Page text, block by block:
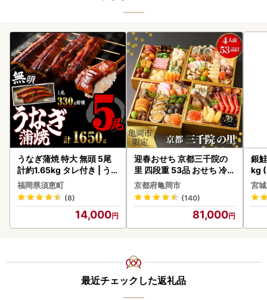
うなぎ蒲焼 特大 無頭 5尾
計約1.65kg タレ付き | う
なぎ蒲焼
福岡県須恵町
(8)
14,000
迎春おせち 京都三千院の
里 四段重 53品 おせち 冷蔵
2027 先行予約
京都府亀岡市
(140)
81,000
銀
kg
宮
最近チェックした返礼品